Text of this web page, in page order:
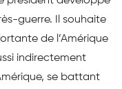
guerre. Il souhaite
de l’Amérique
indirectement
se battant